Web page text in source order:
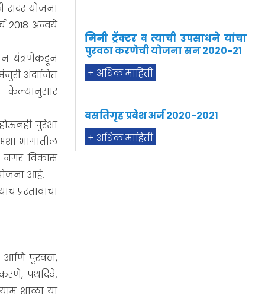
सदर योजना
2018 अन्वये
यंत्रणेकडून
अंदाजित
पुरेशा
भागातील
नगर विकास
आहे.
प्रस्तावाचा
आणि पुरवठा,
पथदिवे,
शाळा या
पुरवठा करणेची योजना सन २०२०-२१
+ अधिक माहिती
+ अधिक माहिती